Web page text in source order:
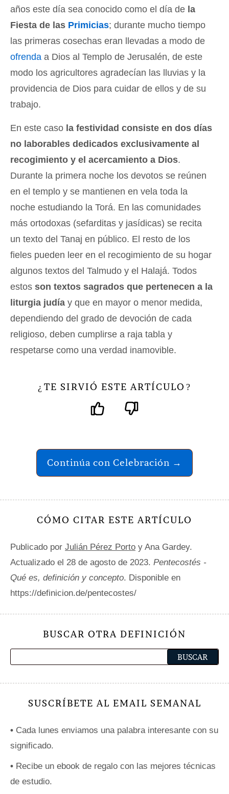
años este día sea conocido como el día de la
Fiesta de las Primicias; durante mucho tiempo
las primeras cosechas eran llevadas a modo de
ofrenda a Dios al Templo de Jerusalén, de este
modo los agricultores agradecían las lluvias y la
providencia de Dios para cuidar de ellos y de su
trabajo.
En este caso la festividad consiste en dos días
no laborables dedicados exclusivamente al
recogimiento y el acercamiento a Dios.
Durante la primera noche los devotos se reúnen
en el templo y se mantienen en vela toda la
noche estudiando la Torá. En las comunidades
más ortodoxas (sefarditas y jasídicas) se recita
un texto del Tanaj en público. El resto de los
fieles pueden leer en el recogimiento de su hogar
algunos textos del Talmudo y el Halajá. Todos
estos son textos sagrados que pertenecen a la
liturgia judía y que en mayor o menor medida,
dependiendo del grado de devoción de cada
religioso, deben cumplirse a raja tabla y
respetarse como una verdad inamovible.
¿ TE SIRVIÓ ESTE ARTÍCULO ?
Continúa con Celebración →
CÓMO CITAR ESTE ARTÍCULO
Publicado por Julián Pérez Porto y Ana Gardey.
Actualizado el 28 de agosto de 2023. Pentecostés -
Qué es, definición y concepto. Disponible en
https://definicion.de/pentecostes/
BUSCAR OTRA DEFINICIÓN
SUSCRÍBETE AL EMAIL SEMANAL
• Cada lunes enviamos una palabra interesante con su
significado.
• Recibe un ebook de regalo con las mejores técnicas
de estudio.